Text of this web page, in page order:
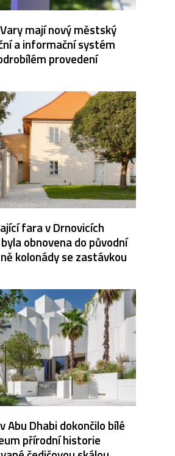
mají nový městský
a informační systém
provedení
fara v Drnovicích
obnovena do původní
kolonády se zastávkou
Abu Dhabi dokončilo bílé
přírodní historie